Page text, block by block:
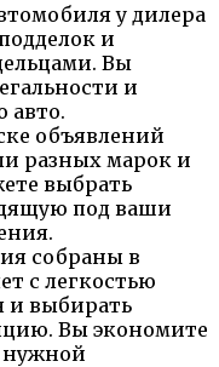
у дилера
и
Вы
и
авто.
объявлений
разных марок и
выбрать
под ваши
собраны в
с легкостью
и выбирать
Вы экономите
нужной